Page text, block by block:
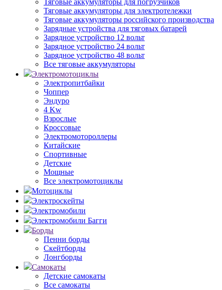
Тяговые аккумуляторы для погрузчиков
Тяговые аккумуляторы для электротележки
Тяговые аккумуляторы российского производства
Зарядные устройства для тяговых батарей
Зарядное устройство 12 вольт
Зарядное устройство 24 вольт
Зарядное устройство 48 вольт
Все тяговые аккумуляторы
Электромотоциклы
Электропитбайки
Чоппер
Эндуро
4 Kw
Взрослые
Кроссовые
Электромотороллеры
Китайские
Спортивные
Детские
Мощные
Все электромотоциклы
Мотоциклы
Электроскейты
Электромобили
Электромобили Багги
Борды
Пенни борды
Скейтборды
Лонгборды
Самокаты
Детские самокаты
Все самокаты